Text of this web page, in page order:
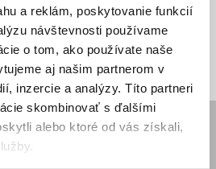
a reklám, poskytovanie funkcií
návštevnosti používame
o tom, ako používate naše
aj našim partnerom v
inzercie a analýzy. Títo partneri
skombinovať s ďalšími
alebo ktoré od vás získali,
Prihlásiť sa